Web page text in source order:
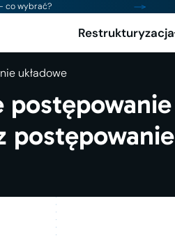
co wybrać?
Restrukturyzacja
układowe
postępowanie
postępowanie